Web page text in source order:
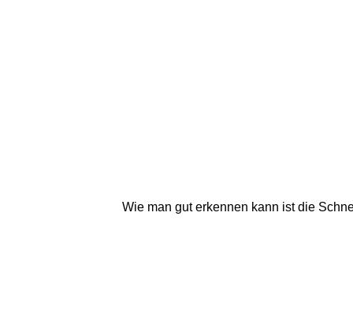
Wie man gut erkennen kann ist die